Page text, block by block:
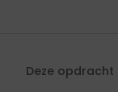
Deze opdracht